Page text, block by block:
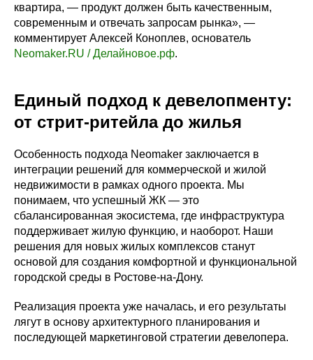
квартира, — продукт должен быть качественным,
современным и отвечать запросам рынка», —
комментирует Алексей Коноплев, основатель
Neomaker.RU / Делайновое.рф.
Единый подход к девелопменту:
от стрит-ритейла до жилья
Особенность подхода Neomaker заключается в
интеграции решений для коммерческой и жилой
недвижимости в рамках одного проекта. Мы
понимаем, что успешный ЖК — это
сбалансированная экосистема, где инфраструктура
поддерживает жилую функцию, и наоборот. Наши
решения для новых жилых комплексов станут
основой для создания комфортной и функциональной
городской среды в Ростове-на-Дону.
Реализация проекта уже началась, и его результаты
лягут в основу архитектурного планирования и
последующей маркетинговой стратегии девелопера.